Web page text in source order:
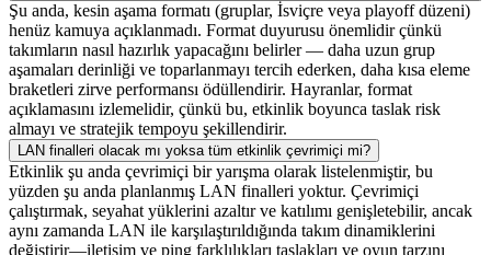
Şu anda, kesin aşama formatı (gruplar, İsviçre veya playoff düzeni)
henüz kamuya açıklanmadı. Format duyurusu önemlidir çünkü
takımların nasıl hazırlık yapacağını belirler — daha uzun grup
aşamaları derinliği ve toparlanmayı tercih ederken, daha kısa eleme
braketleri zirve performansı ödüllendirir. Hayranlar, format
açıklamasını izlemelidir, çünkü bu, etkinlik boyunca taslak risk
almayı ve stratejik tempoyu şekillendirir.
LAN finalleri olacak mı yoksa tüm etkinlik çevrimiçi mi?
Etkinlik şu anda çevrimiçi bir yarışma olarak listelenmiştir, bu
yüzden şu anda planlanmış LAN finalleri yoktur. Çevrimiçi
çalıştırmak, seyahat yüklerini azaltır ve katılımı genişletebilir, ancak
aynı zamanda LAN ile karşılaştırıldığında takım dinamiklerini
değiştirir—iletişim ve ping farklılıkları taslakları ve oyun tarzını